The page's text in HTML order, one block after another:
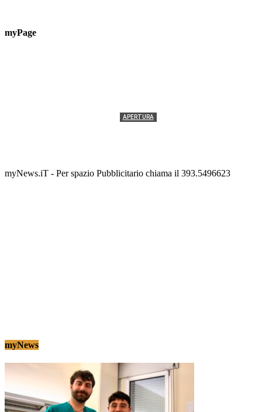
myPage
APERTURA
myNews.iT - Per spazio Pubblicitario chiama il 393.5496623
myNews